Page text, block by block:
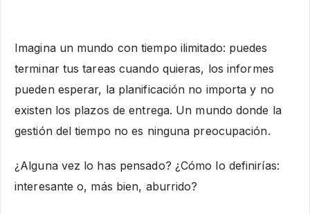
Imagina un mundo con tiempo ilimitado: puedes
terminar tus tareas cuando quieras, los informes
pueden esperar, la planificación no importa y no
existen los plazos de entrega. Un mundo donde la
gestión del tiempo no es ninguna preocupación.
¿Alguna vez lo has pensado? ¿Cómo lo definirías:
interesante o, más bien, aburrido?